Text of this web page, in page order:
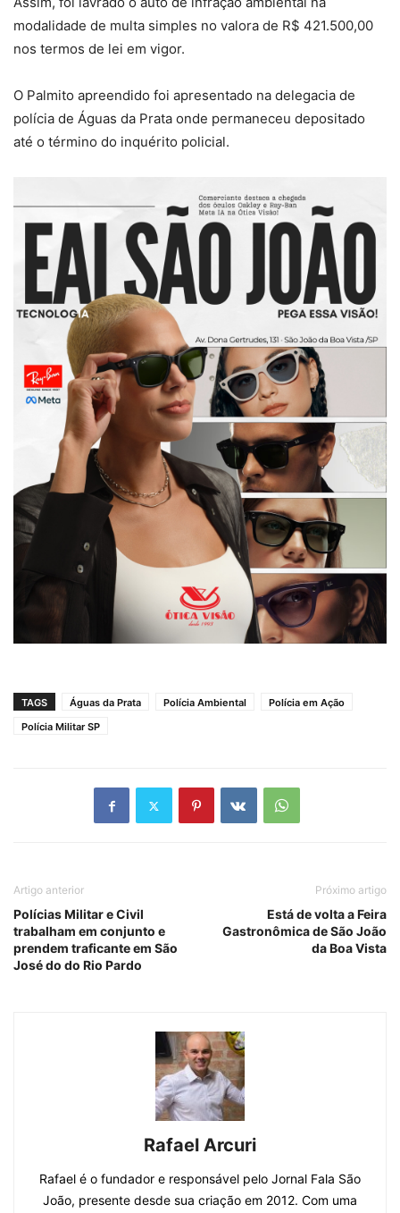
modalidade de multa simples no valora de R$ 421.500,00
nos termos de lei em vigor.
O Palmito apreendido foi apresentado na delegacia de
polícia de Águas da Prata onde permaneceu depositado
até o término do inquérito policial.
TAGS Águas da Prata Polícia Ambiental
Polícia em Ação
Polícia Militar SP
Artigo anterior
Polícias Militar e Civil
trabalham em conjunto e
prendem traficante em São
José do do Rio Pardo
Próximo artigo
Está de volta a Feira
Gastronômica de São João
da Boa Vista
Rafael Arcuri
Rafael é o fundador e responsável pelo Jornal Fala São
João, presente desde sua criação em 2012. Com uma